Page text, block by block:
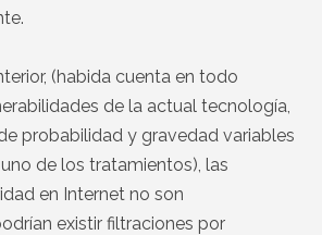
(habida cuenta en todo
de la actual tecnología,
probabilidad y gravedad variables
de los tratamientos), las
en Internet no son
existir filtraciones por